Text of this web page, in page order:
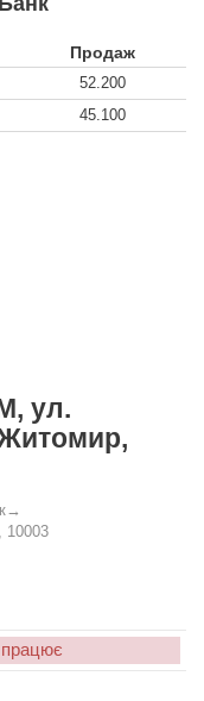
Продаж
52.200
45.100
ул.
→
10003